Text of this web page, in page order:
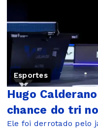
Esportes
Hugo
chance do tri
Ele foi derrotado pelo